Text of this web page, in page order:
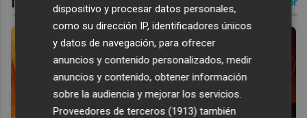
dispositivo y procesar datos personales,
como su dirección IP, identificadores únicos
y datos de navegación, para ofrecer
anuncios y contenido personalizados, medir
anuncios y contenido, obtener información
sobre la audiencia y mejorar los servicios.
Proveedores de terceros (1913) también